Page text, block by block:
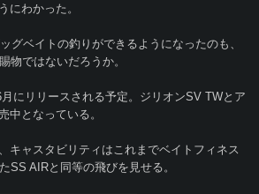
にわかった。
グベイトの釣りができるようになったのも、
物ではないだろうか。
にリリースされる予定。ジリオンSV TWとア
中となっている。
キャスタビリティはこれまでベイトフィネス
SS AIRと同等の飛びを見せる。